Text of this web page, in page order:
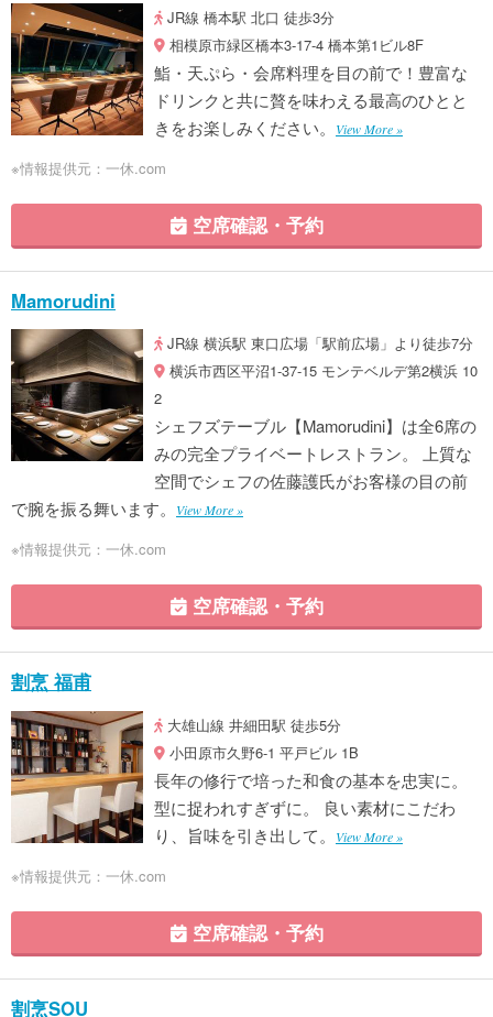
JR線 橋本駅 北口 徒歩3分
相模原市緑区橋本3-17-4 橋本第1ビル8F
鮨・天ぷら・会席料理を目の前で！豊富な
ドリンクと共に贅を味わえる最高のひとと
きをお楽しみください。
View More »
※情報提供元：一休.com
空席確認・予約
Mamorudini
JR線 横浜駅 東口広場「駅前広場」より徒歩7分
横浜市西区平沼1-37-15 モンテベルデ第2横浜 10
2
シェフズテーブル【Mamorudini】は全6席の
みの完全プライベートレストラン。 上質な
空間でシェフの佐藤護氏がお客様の目の前
で腕を振る舞います。
View More »
※情報提供元：一休.com
空席確認・予約
割烹 福甫
大雄山線 井細田駅 徒歩5分
小田原市久野6-1 平戸ビル 1B
長年の修行で培った和食の基本を忠実に。
型に捉われすぎずに。 良い素材にこだわ
り、旨味を引き出して。
View More »
※情報提供元：一休.com
空席確認・予約
割烹SOU